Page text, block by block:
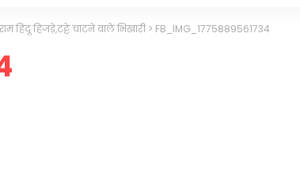
हिंदू हिजड़े,टट्टे चाटने वाले भिखारी> FB_IMG_1775889561734